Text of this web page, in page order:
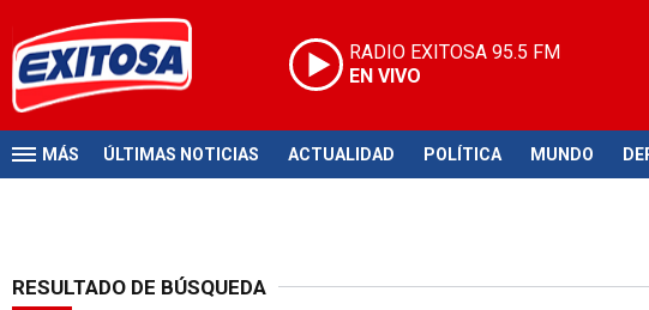
RADIO EXITOSA 95.5 FM
EN VIVO
MÁS ÚLTIMAS NOTICIAS ACTUALIDAD POLÍTICA MUNDO
RESULTADO DE BÚSQUEDA